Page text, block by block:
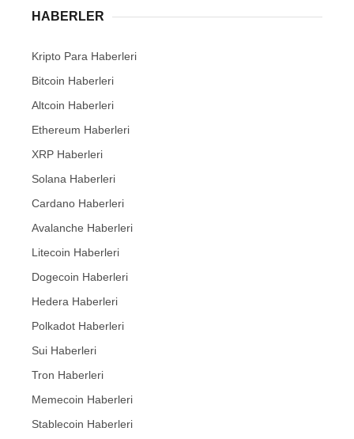
HABERLER
Kripto Para Haberleri
Bitcoin Haberleri
Altcoin Haberleri
Ethereum Haberleri
XRP Haberleri
Solana Haberleri
Cardano Haberleri
Avalanche Haberleri
Litecoin Haberleri
Dogecoin Haberleri
Hedera Haberleri
Polkadot Haberleri
Sui Haberleri
Tron Haberleri
Memecoin Haberleri
Stablecoin Haberleri